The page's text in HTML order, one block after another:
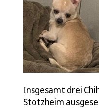
Insgesamt drei
Stotzheim